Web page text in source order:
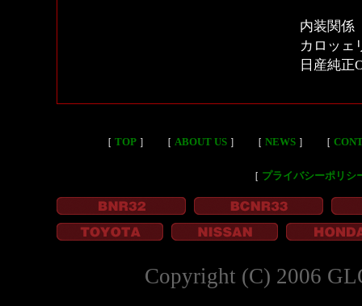
内装関係
カロッェ
日産純正
［ TOP］ ［ ABOUT US］ ［ NEWS］ ［
［ プライバシーポリシ
Copyright (C) 2006